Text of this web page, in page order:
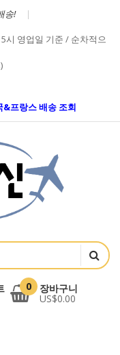
송!
시 영업일 기준 / 순차적으
&프랑스 배송 조회
0 장바구니
US$0.00